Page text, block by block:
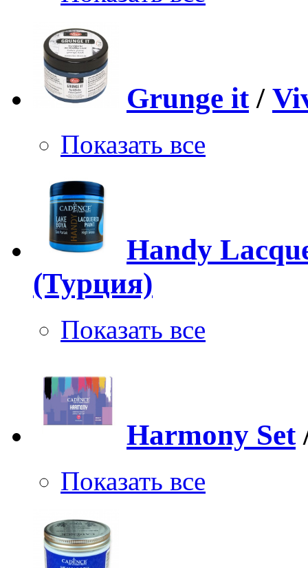
Grunge it/
Показать все
Handy
(Турция)
Показать все
Harmony Set
Показать все